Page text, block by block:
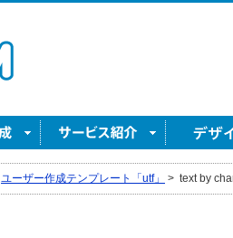
ユーザー作成テンプレート「utf」 > text by